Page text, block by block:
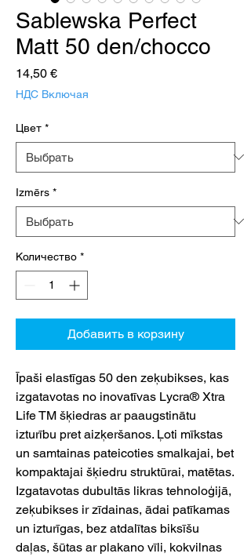
Sablewska Perfect
Matt 50 den/chocco
14,50 €Цена
НДС Включая
Цвет *
Izmērs *
Количество *
Добавить в корзину
Īpaši elastīgas 50 den zeķubikses, kas
izgatavotas no inovatīvas Lycra® Xtra
Life TM šķiedras ar paaugstinātu
izturību pret aizķeršanos. Ļoti mīkstas
un samtainas pateicoties smalkajai, bet
kompaktajai šķiedru struktūrai, matētas.
Izgatavotas dubultās likras tehnoloģijā,
zeķubikses ir zīdainas, ādai patīkamas
un izturīgas, bez atdalītas biksīšu
daļas, šūtas ar plakano vīli, kokvilnas